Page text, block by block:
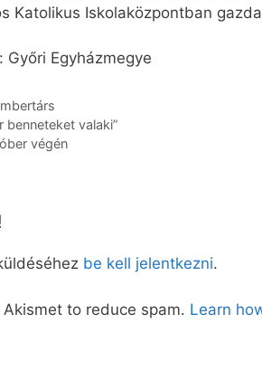
Katolikus Iskolaközpontban
Győri Egyházmegye
benneteket valaki”
végén
be kell jelentkezni.
to reduce spam. Learn